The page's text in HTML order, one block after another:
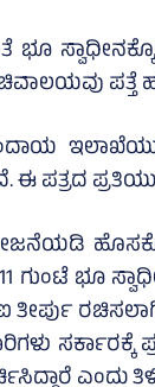
ಪತ್ತೆ
ಪತ್ರದ ಪ್ರತಿಯು
ಗುಂಟೆ ಭೂ
ತೀರ್ಪು
ಎಂದು